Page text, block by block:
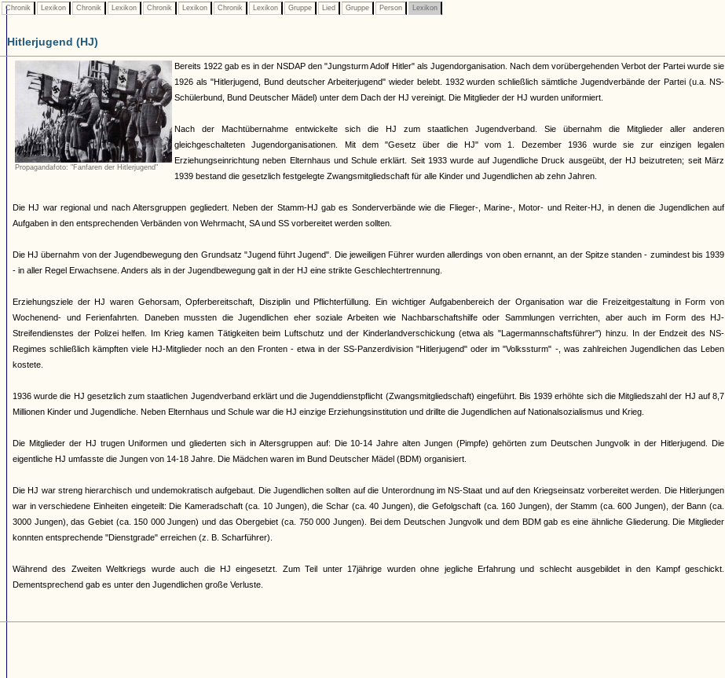
Chronik Lexikon Chronik Lexikon Chronik Lexikon Chronik Lexikon Gruppe Lied Gruppe Person Lexikon
Hitlerjugend (HJ)
Propagandafoto: "Fanfaren der Hitlerjugend"
Bereits 1922 gab es in der NSDAP den "Jungsturm Adolf Hitler" als Jugendorganisation. Nach dem vorübergehenden Verbot der Partei wurde sie
1926 als "Hitlerjugend, Bund deutscher Arbeiterjugend" wieder belebt. 1932 wurden schließlich sämtliche Jugendverbände der Partei (u.a. NS-
Schülerbund, Bund Deutscher Mädel) unter dem Dach der HJ vereinigt. Die Mitglieder der HJ wurden uniformiert.
Nach der Machtübernahme entwickelte sich die HJ zum staatlichen Jugendverband. Sie übernahm die Mitglieder aller anderen
gleichgeschalteten Jugendorganisationen. Mit dem "Gesetz über die HJ" vom 1. Dezember 1936 wurde sie zur einzigen legalen
Erziehungseinrichtung neben Elternhaus und Schule erklärt. Seit 1933 wurde auf Jugendliche Druck ausgeübt, der HJ beizutreten; seit März
1939 bestand die gesetzlich festgelegte Zwangsmitgliedschaft für alle Kinder und Jugendlichen ab zehn Jahren.
Die HJ war regional und nach Altersgruppen gegliedert. Neben der Stamm-HJ gab es Sonderverbände wie die Flieger-, Marine-, Motor- und Reiter-HJ, in denen die Jugendlichen auf
Aufgaben in den entsprechenden Verbänden von Wehrmacht, SA und SS vorbereitet werden sollten.
Die HJ übernahm von der Jugendbewegung den Grundsatz "Jugend führt Jugend". Die jeweiligen Führer wurden allerdings von oben ernannt, an der Spitze standen - zumindest bis 1939
- in aller Regel Erwachsene. Anders als in der Jugendbewegung galt in der HJ eine strikte Geschlechtertrennung.
Erziehungsziele der HJ waren Gehorsam, Opferbereitschaft, Disziplin und Pflichterfüllung. Ein wichtiger Aufgabenbereich der Organisation war die Freizeitgestaltung in Form von
Wochenend- und Ferienfahrten. Daneben mussten die Jugendlichen eher soziale Arbeiten wie Nachbarschaftshilfe oder Sammlungen verrichten, aber auch im Form des HJ-
Streifendienstes der Polizei helfen. Im Krieg kamen Tätigkeiten beim Luftschutz und der Kinderlandverschickung (etwa als "Lagermannschaftsführer") hinzu. In der Endzeit des NS-
Regimes schließlich kämpften viele HJ-Mitglieder noch an den Fronten - etwa in der SS-Panzerdivision "Hitlerjugend" oder im "Volkssturm" -, was zahlreichen Jugendlichen das Leben
kostete.
1936 wurde die HJ gesetzlich zum staatlichen Jugendverband erklärt und die Jugenddienstpflicht (Zwangsmitgliedschaft) eingeführt. Bis 1939 erhöhte sich die Mitgliedszahl der HJ auf 8,7
Millionen Kinder und Jugendliche. Neben Elternhaus und Schule war die HJ einzige Erziehungsinstitution und drillte die Jugendlichen auf Nationalsozialismus und Krieg.
Die Mitglieder der HJ trugen Uniformen und gliederten sich in Altersgruppen auf: Die 10-14 Jahre alten Jungen (Pimpfe) gehörten zum Deutschen Jungvolk in der Hitlerjugend. Die
eigentliche HJ umfasste die Jungen von 14-18 Jahre. Die Mädchen waren im Bund Deutscher Mädel (BDM) organisiert.
Die HJ war streng hierarchisch und undemokratisch aufgebaut. Die Jugendlichen sollten auf die Unterordnung im NS-Staat und auf den Kriegseinsatz vorbereitet werden. Die Hitlerjungen
war in verschiedene Einheiten eingeteilt: Die Kameradschaft (ca. 10 Jungen), die Schar (ca. 40 Jungen), die Gefolgschaft (ca. 160 Jungen), der Stamm (ca. 600 Jungen), der Bann (ca.
3000 Jungen), das Gebiet (ca. 150 000 Jungen) und das Obergebiet (ca. 750 000 Jungen). Bei dem Deutschen Jungvolk und dem BDM gab es eine ähnliche Gliederung. Die Mitglieder
konnten entsprechende "Dienstgrade" erreichen (z. B. Scharführer).
Während des Zweiten Weltkriegs wurde auch die HJ eingesetzt. Zum Teil unter 17jährige wurden ohne jegliche Erfahrung und schlecht ausgebildet in den Kampf geschickt.
Dementsprechend gab es unter den Jugendlichen große Verluste.